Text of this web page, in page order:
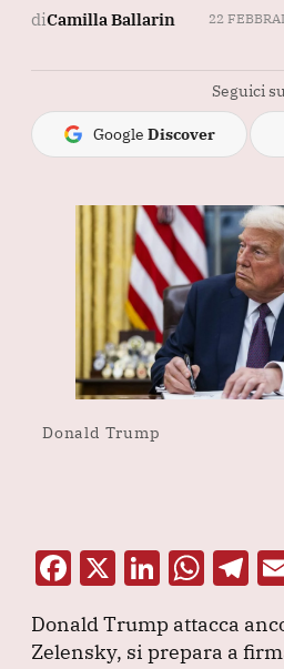
diCamilla Ballarin 22
Seguici
Google Discover
Donald Trump
F
c
X Li
k
W
at
T
e
Donald Trump attacca
Zelensky, si prepara a